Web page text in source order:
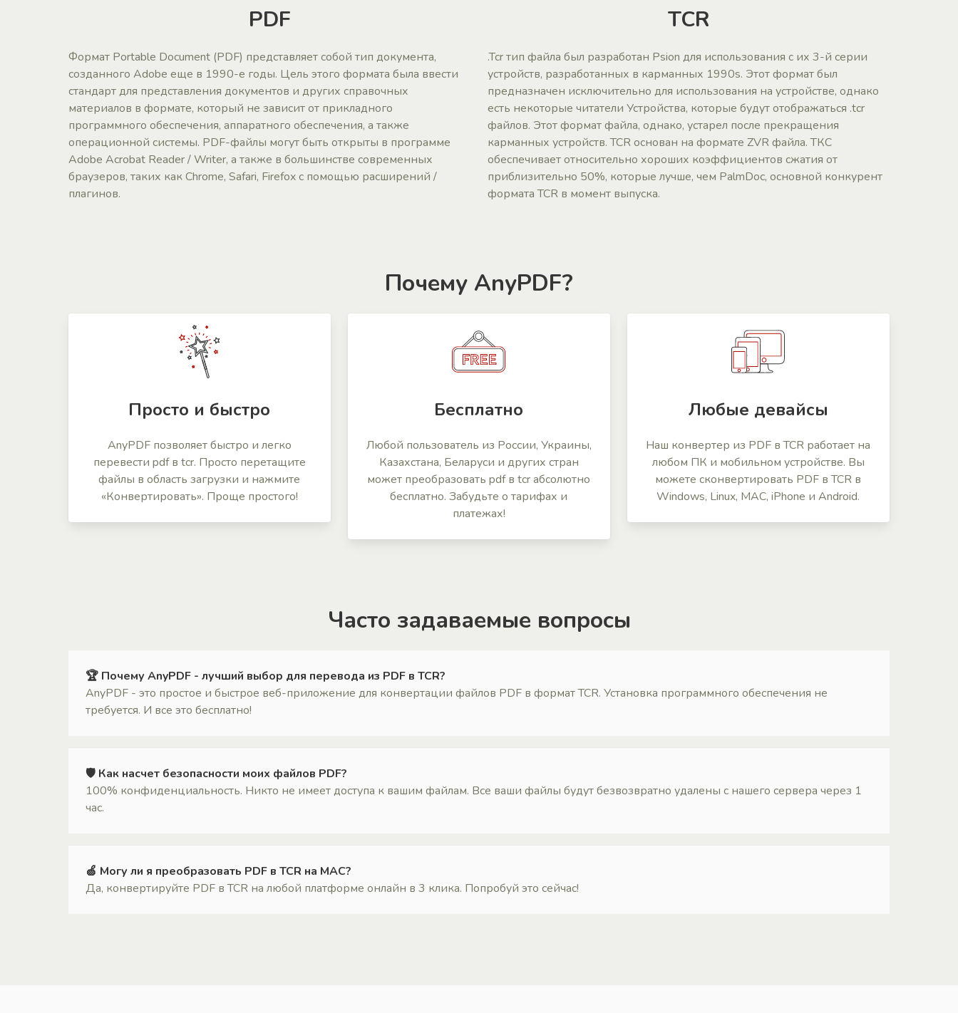
PDF
Формат Portable Document (PDF) представляет собой тип документа,
созданного Adobe еще в 1990-е годы. Цель этого формата была ввести
стандарт для представления документов и других справочных
материалов в формате, который не зависит от прикладного
программного обеспечения, аппаратного обеспечения, а также
операционной системы. PDF-файлы могут быть открыты в программе
Adobe Acrobat Reader / Writer, а также в большинстве современных
браузеров, таких как Chrome, Safari, Firefox с помощью расширений /
плагинов.
TCR
.Tcr тип файла был разработан Psion для использования с их 3-й серии
устройств, разработанных в карманных 1990s. Этот формат был
предназначен исключительно для использования на устройстве, однако
есть некоторые читатели Устройства, которые будут отображаться .tcr
файлов. Этот формат файла, однако, устарел после прекращения
карманных устройств. TCR основан на формате ZVR файла. ТКС
обеспечивает относительно хороших коэффициентов сжатия от
приблизительно 50%, которые лучше, чем PalmDoc, основной конкурент
формата TCR в момент выпуска.
Почему AnyPDF?
Просто и быстро
AnyPDF позволяет быстро и легко
перевести pdf в tcr. Просто перетащите
файлы в область загрузки и нажмите
«Конвертировать». Проще простого!
Бесплатно
Любой пользователь из России, Украины,
Казахстана, Беларуси и других стран
может преобразовать pdf в tcr абсолютно
бесплатно. Забудьте о тарифах и
платежах!
Любые девайсы
Наш конвертер из PDF в TCR работает на
любом ПК и мобильном устройстве. Вы
можете сконвертировать PDF в TCR в
Windows, Linux, MAC, iPhone и Android.
Часто задаваемые вопросы
🏆 Почему AnyPDF - лучший выбор для перевода из PDF в TCR?
AnyPDF - это простое и быстрое веб-приложение для конвертации файлов PDF в формат TCR. Установка программного обеспечения не
требуется. И все это бесплатно!
🛡 Как насчет безопасности моих файлов PDF?
100% конфиденциальность. Никто не имеет доступа к вашим файлам. Все ваши файлы будут безвозвратно удалены с нашего сервера через 1
час.
🍏 Могу ли я преобразовать PDF в TCR на MAC?
Да, конвертируйте PDF в TCR на любой платформе онлайн в 3 клика. Попробуй это сейчас!